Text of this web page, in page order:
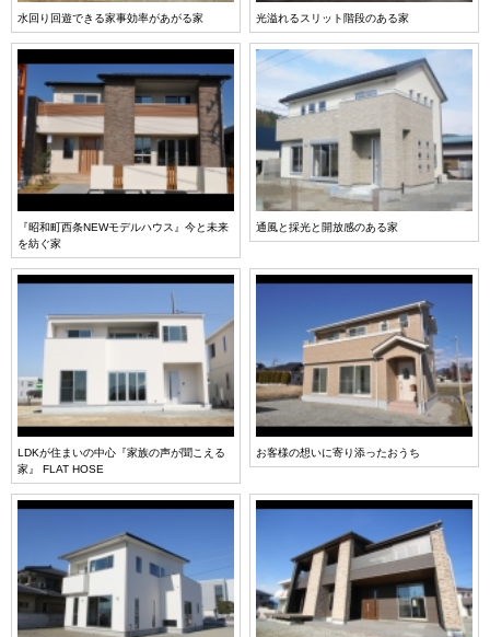
水回り回遊できる家事効率があがる家 光溢れるスリット階段のある家
『昭和町西条NEWモデルハウス』今と未来
を紡ぐ家
通風と採光と開放感のある家
LDKが住まいの中心『家族の声が聞こえる
家』 FLAT HOSE
お客様の想いに寄り添ったおうち